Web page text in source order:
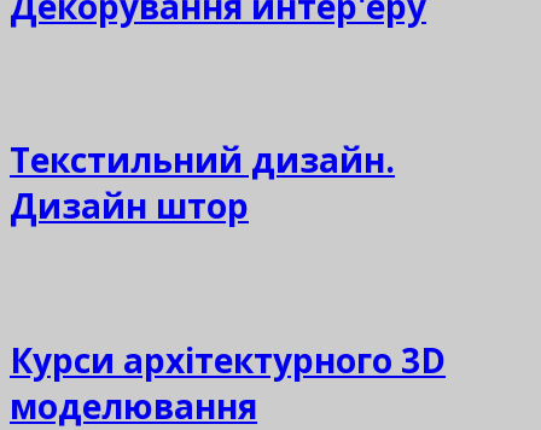
Текстильний дизайн.
Дизайн штор
Курси архітектурного 3D
моделювання